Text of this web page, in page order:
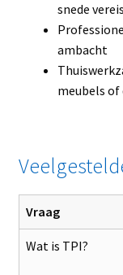
snede
ambacht
meubels
Vraag
Wat is TPI?